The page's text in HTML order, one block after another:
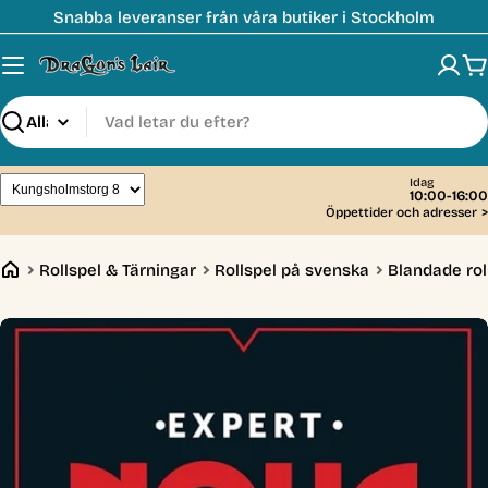
till
innehåll
Snabba leveranser från våra butiker i Stockholm
Sök
Idag
10:00-16:00
Öppettider och adresser >
Rollspel & Tärningar Rollspel på svenska Blandade